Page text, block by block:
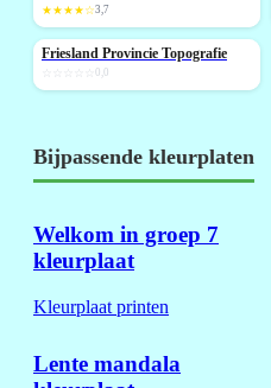
★★★★☆3,7
NIEUW
Friesland Provincie Topografie
0,0
Bijpassende kleurplaten
Welkom in groep 7
kleurplaat
Kleurplaat printen
Lente mandala